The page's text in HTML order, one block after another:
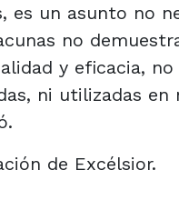
es un asunto no
no
y eficacia, no
ni utilizadas en
de Excélsior.